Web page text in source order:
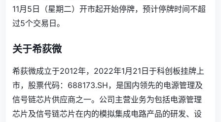
11月5日（星期二）开市起开始停牌，预计停牌时间不超
过5个交易日。
关于希荻微
希荻微成立于2012年，2022年1月21日于科创板挂牌上
市，股票代码：688173.SH，是国内领先的电源管理及
信号链芯片供应商之一。公司主营业务为包括电源管理
芯片及信号链芯片在内的模拟集成电路产品的研发、设